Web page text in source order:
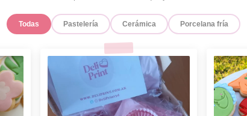
Todas Pastelería Cerámica Porcelana fría